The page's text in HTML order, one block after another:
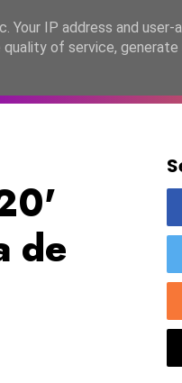
LANÇAMENTOS
de
Your IP address and user-
of service, generate